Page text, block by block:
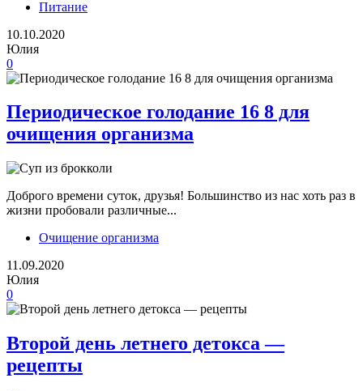
Питание
10.10.2020
Юлия
0
Периодическое голодание 16 8 для
очищения организма
Доброго времени суток, друзья! Большинство из нас хоть раз в
жизни пробовали различные...
Очищение организма
11.09.2020
Юлия
0
Второй день летнего детокса —
рецепты